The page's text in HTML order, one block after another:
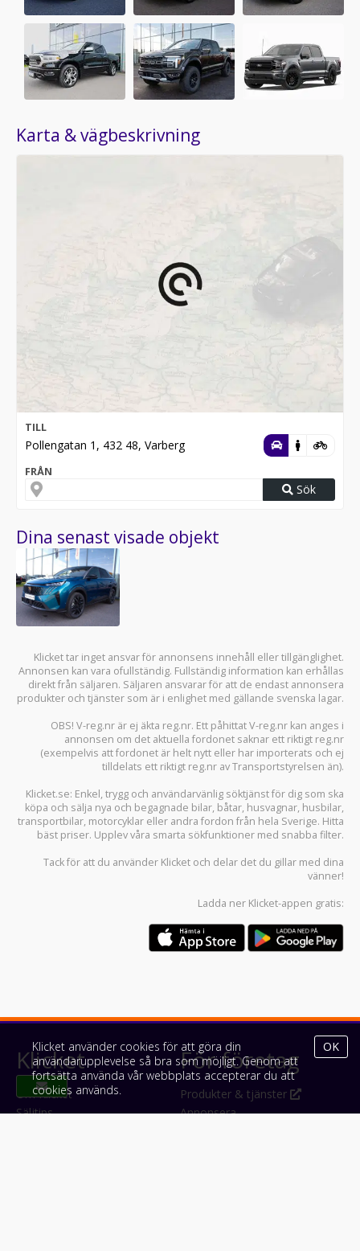
Karta & vägbeskrivning
TILL
Pollengatan 1, 432 48, Varberg
FRÅN
Sök
Dina senast visade objekt
Klicket tar inget ansvar för annonsens innehåll eller tillgänglighet.
Annonsen kan vara ofullständig. Fullständig information kan erhållas
direkt från säljaren. Säljaren ansvarar för att de endast annonsera
produkter och tjänster som är i enlighet med gällande svenska lagar.
OBS! V-reg.nr är ej äkta reg.nr. Ett påhittat V-reg.nr kan anges i
annonsen om det aktuella fordonet saknar ett riktigt reg.nr
(exempelvis att fordonet är helt nytt eller har importerats och ej
tilldelats ett riktigt reg.nr av Transportstyrelsen än).
Klicket.se: Enkel, trygg och användarvänlig söktjänst för dig som ska
köpa och sälja nya och begagnade bilar, båtar, husvagnar, husbilar,
transportbilar, motorcyklar eller andra fordon från hela Sverige. Hitta
bäst priser. Upplev våra smarta sökfunktioner med snabba filter.
Tack för att du använder Klicket och delar det du gillar med dina
vänner!
Ladda ner Klicket-appen gratis:
Klicket
Om Klicket
Säljtips
För företag
Produkter & tjänster
Annonsera
Klicket använder cookies för att göra din
användarupplevelse så bra som möjligt. Genom att
fortsätta använda vår webbplats accepterar du att
cookies används.
OK